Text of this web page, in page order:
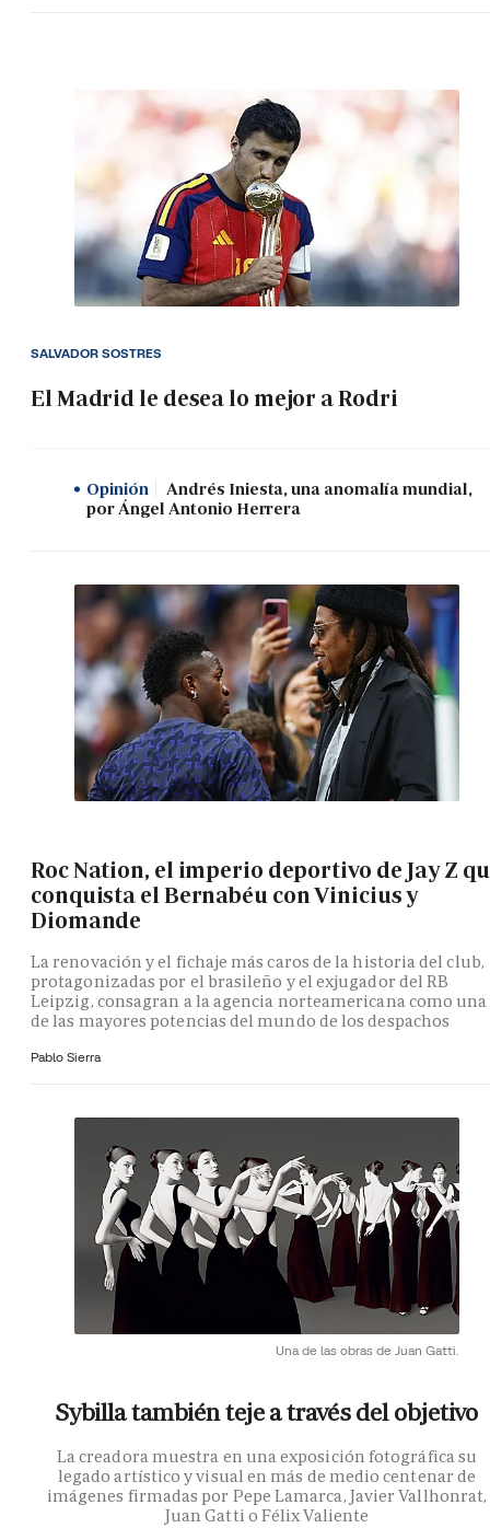
El Madrid le desea lo mejor a Rodri
SALVADOR SOSTRES
Opinión
Andrés Iniesta, una anomalía mundial,
por Ángel Antonio Herrera
Roc Nation, el imperio deportivo de Jay Z
conquista el Bernabéu con Vinicius y
Diomande
La renovación y el fichaje más caros de la historia del club,
protagonizadas por el brasileño y el exjugador del RB
Leipzig, consagran a la agencia norteamericana como una
de las mayores potencias del mundo de los despachos
Pablo Sierra
Una de las obras de Juan Gatti.
Sybilla también teje a través del objetivo
La creadora muestra en una exposición fotográfica su
legado artístico y visual en más de medio centenar de
imágenes firmadas por Pepe Lamarca, Javier Vallhonrat,
Juan Gatti o Félix Valiente